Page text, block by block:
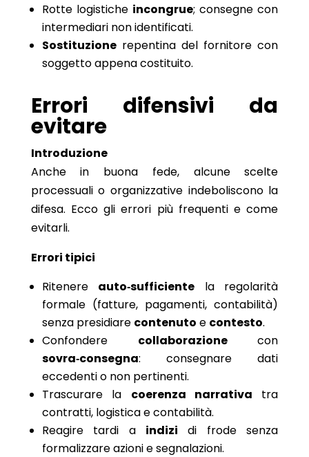
Rotte logistiche incongrue; consegne con
intermediari non identificati.
Sostituzionerepentina del fornitore con
soggetto appena costituito.
Errori difensivi da
evitare
Introduzione
Anche in buona fede, alcune scelte
processuali o organizzative indeboliscono la
difesa. Ecco gli errori più frequenti e come
evitarli.
Errori tipici
Ritenere auto‑sufficiente la regolarità
formale (fatture, pagamenti, contabilità)
senza presidiare contenuto e contesto.
Confondere collaborazionecon
sovra‑consegna: consegnare dati
eccedenti o non pertinenti.
Trascurare la coerenza narrativa tra
contratti, logistica e contabilità.
Reagire tardi a indizi di frode senza
formalizzare azioni e segnalazioni.